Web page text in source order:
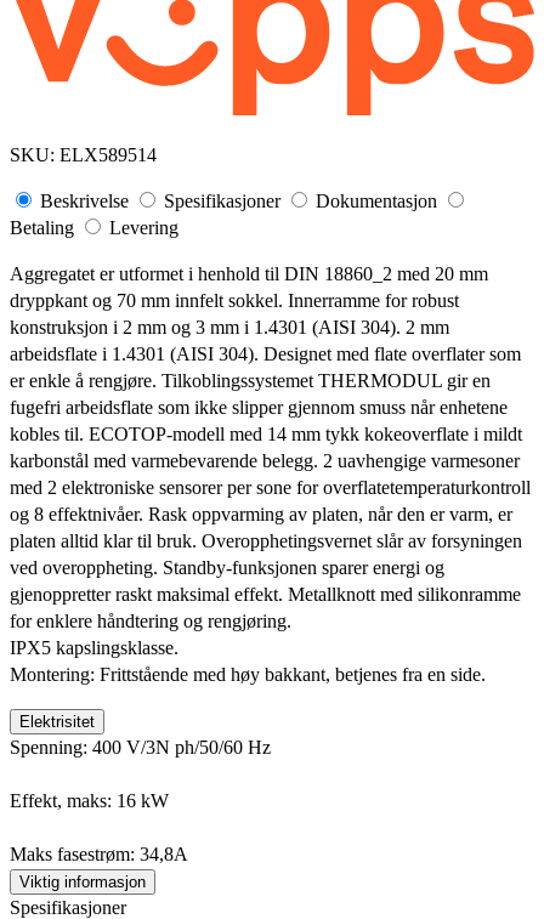
SKU: ELX589514
Beskrivelse Spesifikasjoner
Dokumentasjon
Betaling
Levering
Aggregatet er utformet i henhold til DIN 18860_2 med 20 mm
dryppkant og 70 mm innfelt sokkel. Innerramme for robust
konstruksjon i 2 mm og 3 mm i 1.4301 (AISI 304). 2 mm
arbeidsflate i 1.4301 (AISI 304). Designet med flate overflater som
er enkle å rengjøre. Tilkoblingssystemet THERMODUL gir en
fugefri arbeidsflate som ikke slipper gjennom smuss når enhetene
kobles til. ECOTOP-modell med 14 mm tykk kokeoverflate i mildt
karbonstål med varmebevarende belegg. 2 uavhengige varmesoner
med 2 elektroniske sensorer per sone for overflatetemperaturkontroll
og 8 effektnivåer. Rask oppvarming av platen, når den er varm, er
platen alltid klar til bruk. Overopphetingsvernet slår av forsyningen
ved overoppheting. Standby-funksjonen sparer energi og
gjenoppretter raskt maksimal effekt. Metallknott med silikonramme
for enklere håndtering og rengjøring.
IPX5 kapslingsklasse.
Montering: Frittstående med høy bakkant, betjenes fra en side.
Elektrisitet
Spenning: 400 V/3N ph/50/60 Hz
Effekt, maks: 16 kW
Maks fasestrøm: 34,8A
Viktig informasjon
Spesifikasjoner